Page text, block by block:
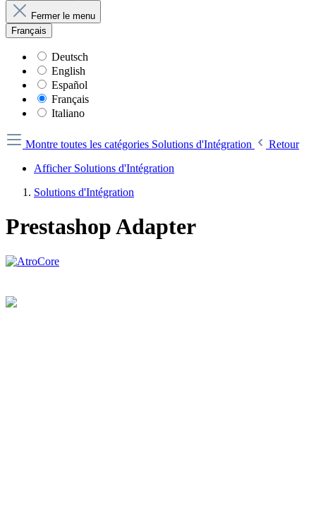
Fermer le menu
Français
Deutsch
English
Español
Français
Italiano
Montre toutes les catégories Solutions d'Intégration
Retour
Afficher Solutions d'Intégration
Solutions d'Intégration
Prestashop Adapter